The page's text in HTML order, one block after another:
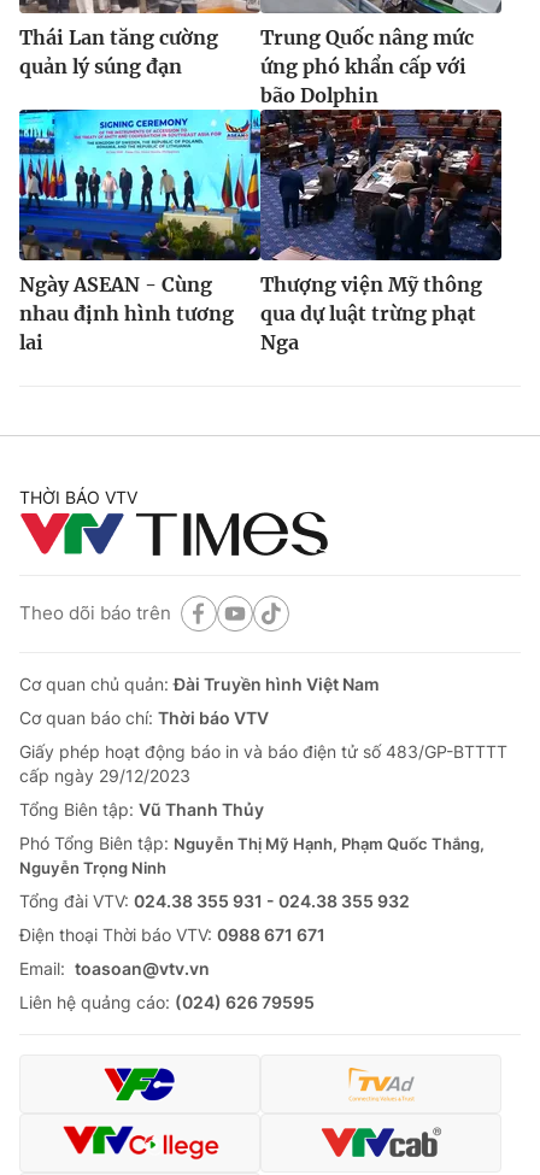
Thái Lan tăng cường
quản lý súng đạn
Trung Quốc nâng mức
ứng phó khẩn cấp với
bão Dolphin
Ngày ASEAN - Cùng
nhau định hình tương
lai
Thượng viện Mỹ thông
qua dự luật trừng phạt
Nga
THỜI BÁO VTV
Theo dõi báo trên
Cơ quan chủ quản:Đài Truyền hình Việt Nam
Cơ quan báo chí: Thời báo VTV
Giấy phép hoạt động báo in và báo điện tử số 483/GP-BTTTT
cấp ngày 29/12/2023
Tổng Biên tập: Vũ Thanh Thủy
Phó Tổng Biên tập: Nguyễn Thị Mỹ Hạnh, Phạm Quốc Thắng,
Nguyễn Trọng Ninh
Tổng đài VTV: 024.38 355 931 - 024.38 355 932
Ðiện thoại Thời báo VTV: 0988 671 671
Email: toasoan@vtv.vn
Liên hệ quảng cáo: (024) 626 79595